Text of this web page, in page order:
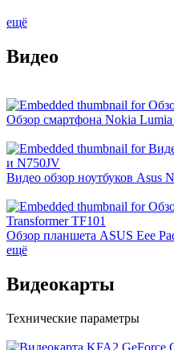
ещё
Видео
Обзор смартфона Nokia
Видео обзор ноутбуков Asus
Обзор планшета ASUS Eee
ещё
Видеокарты
Технические параметры